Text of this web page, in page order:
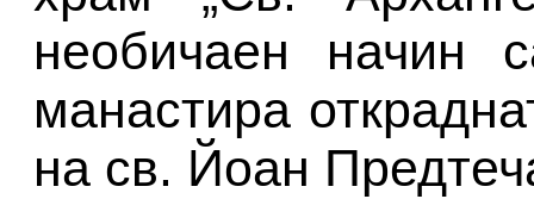
необичаен начин
манастира
на св. Йоан